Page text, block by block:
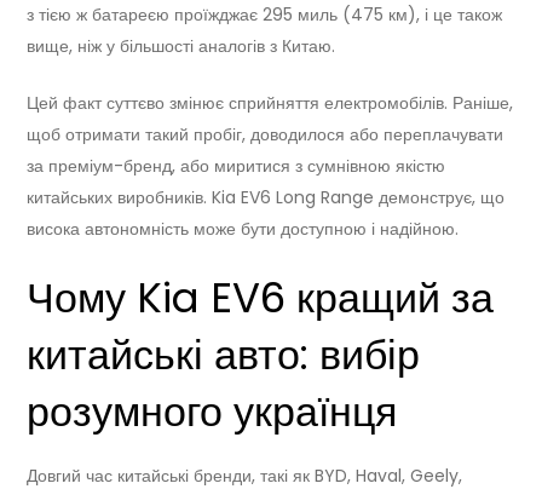
з тією ж батареєю проїжджає 295 миль (475 км), і це також
вище, ніж у більшості аналогів з Китаю.
Цей факт суттєво змінює сприйняття електромобілів. Раніше,
щоб отримати такий пробіг, доводилося або переплачувати
за преміум-бренд, або миритися з сумнівною якістю
китайських виробників. Kia EV6 Long Range демонструє, що
висока автономність може бути доступною і надійною.
Чому Kia EV6 кращий за
китайські авто: вибір
розумного українця
Довгий час китайські бренди, такі як BYD, Haval, Geely,